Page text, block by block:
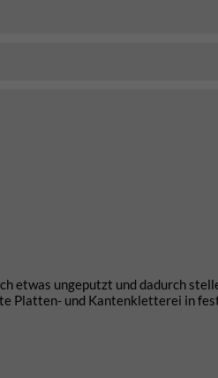
etwas ungeputzt und dadurch
Platten- und Kantenkletterei in